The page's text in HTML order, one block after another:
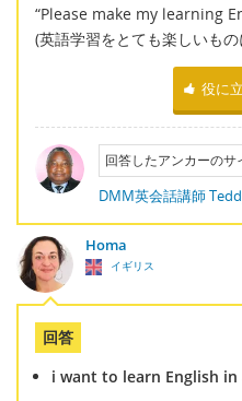
“Please make my learning
(英語学習をとても楽しいも
役に
回答したアンカーのサ
DMM英会話講師
Homa
イギリス
回答
i want to learn English in